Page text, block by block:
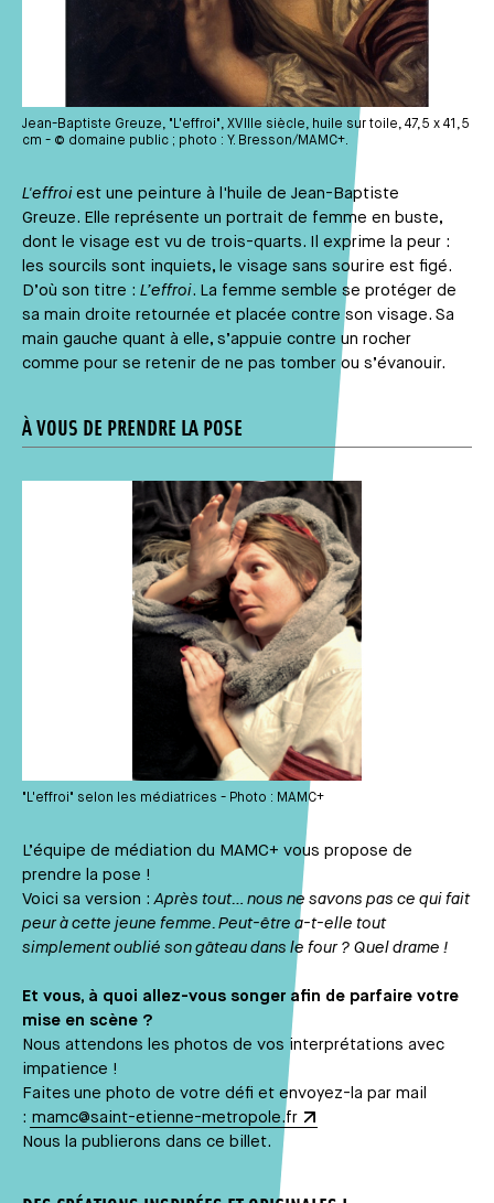
Jean-Baptiste Greuze, "L'effroi", XVIIIe siècle, huile sur toile, 47,5 x 41,5
cm - © domaine public ; photo : Y. Bresson/MAMC+.
L'effroiest une peinture à l'huile de Jean-Baptiste
Greuze. Elle représente un portrait de femme en buste,
dont le visage est vu de trois-quarts. Il exprime la peur :
les sourcils sont inquiets, le visage sans sourire est figé.
D’où son titre : L’effroi. La femme semble se protéger de
sa main droite retournée et placée contre son visage. Sa
main gauche quant à elle, s’appuie contre un rocher
comme pour se retenir de ne pas tomber ou s’évanouir.
À VOUS DE PRENDRE LA POSE
"L'effroi" selon les médiatrices - Photo : MAMC+
L’équipe de médiation du MAMC+ vous propose de
prendre la pose !
Voici sa version :Après tout… nous ne savons pas ce qui fait
peur à cette jeune femme. Peut-être a-t-elle tout
simplement oublié son gâteau dans le four ? Quel drame !
Et vous, à quoi allez-vous songer afin de parfaire votre
mise en scène ?
Nous attendons les photos de vos interprétations avec
impatience !
Faites une photo de votre défi et envoyez-la par mail
: mamc@saint-etienne-metropole.fr
Nous la publierons dans ce billet.